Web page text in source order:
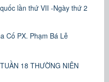
lần thứ VII -Ngày thứ 2
Cố PX. Phạm Bá Lễ
18 THƯỜNG NIÊN